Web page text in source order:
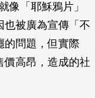
像「耶穌鴉片」
也被廣為宣傳「不
的問題，但實際
價高昂，造成的社